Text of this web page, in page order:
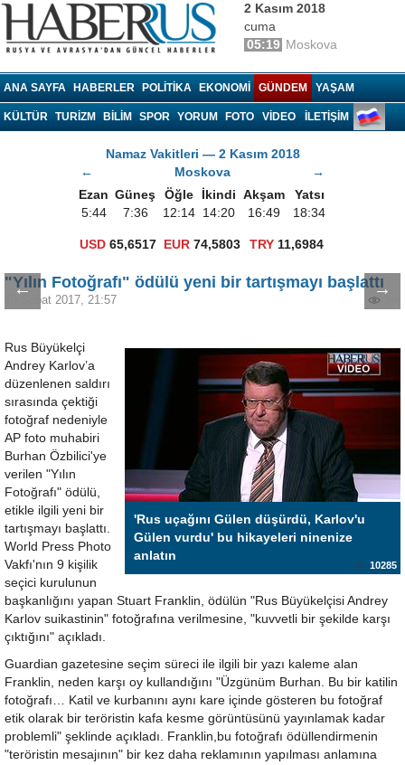
2 Kasım 2018
cuma
05:19 Moskova
ANA SAYFA HABERLER POLITIKA EKONOMI GÜNDEM YAŞAM
KÜLTÜR TURIZM BILIM SPOR YORUM FOTO VIDEO İLETİŞİM
Namaz Vakitleri — 2 Kasım 2018
←
Moskova
→
Ezan Güneş Öğle İkindi Akşam
Yatsı
5:44
7:36 12:14 14:20 16:49 18:34
USD 65,6517 EUR 74,5803 TRY 11,6984
← →
"Yılın Fotoğrafı" ödülü yeni bir tartışmayı başlattı
13 Şubat 2017, 21:57
'Rus uçağını Gülen düşürdü, Karlov'u
Gülen vurdu' bu hikayeleri ninenize
anlatın
10285
Rus Büyükelçi
Andrey Karlov’a
düzenlenen saldırı
sırasında çektiği
fotoğraf nedeniyle
AP foto muhabiri
Burhan Özbilici'ye
verilen "Yılın
Fotoğrafı" ödülü,
etikle ilgili yeni bir
tartışmayı başlattı.
World Press Photo
Vakfı'nın 9 kişilik
seçici kurulunun
başkanlığını yapan Stuart Franklin, ödülün "Rus Büyükelçisi Andrey
Karlov suikastinin" fotoğrafına verilmesine, "kuvvetli bir şekilde karşı
çıktığını" açıkladı.
Guardian gazetesine seçim süreci ile ilgili bir yazı kaleme alan
Franklin, neden karşı oy kullandığını "Üzgünüm Burhan. Bu bir katilin
fotoğrafı… Katil ve kurbanını aynı kare içinde gösteren bu fotoğraf
etik olarak bir teröristin kafa kesme görüntüsünü yayınlamak kadar
problemli" şeklinde açıkladı. Franklin,bu fotoğrafı ödüllendirmenin
"teröristin mesajının" bir kez daha reklamının yapılması anlamına